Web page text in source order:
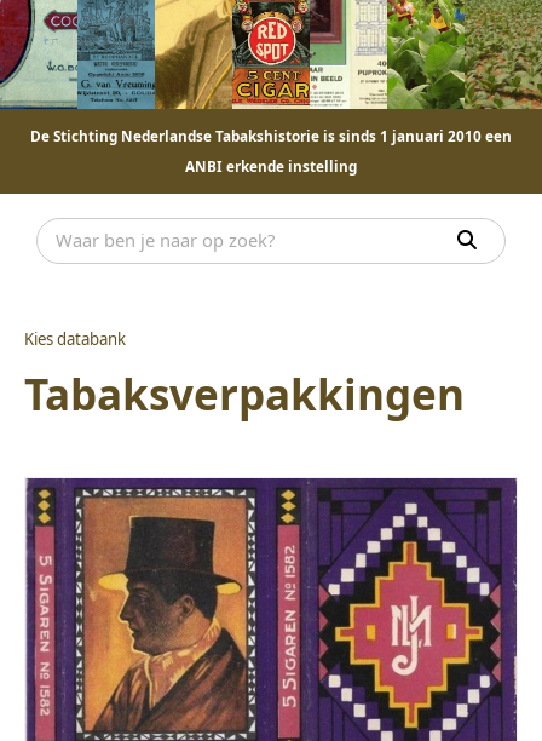
De Stichting Nederlandse Tabakshistorie is sinds 1 januari 2010 een
ANBI erkende instelling
Kies databank
Tabaksverpakkingen